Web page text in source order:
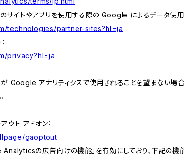
イトやアプリを使用する際の Google によるデータ使用
technologies/partner-sites?hl=ja
privacy?hl=ja
が Google アナリティクスで使用されることを望まない
ウト アドオン：
gaoptout
Analyticsの広告向けの機能」を有効にしており、下記